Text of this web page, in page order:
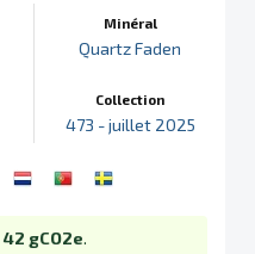
Minéral
Quartz Faden
Collection
473 - juillet 2025
42 gCO2e.